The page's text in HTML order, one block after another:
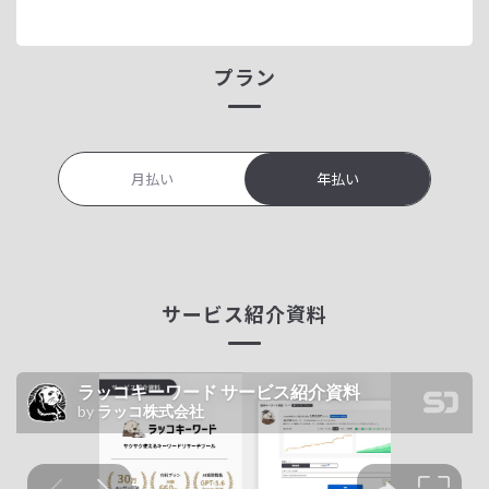
プラン
月払い 年払い
サービス紹介資料